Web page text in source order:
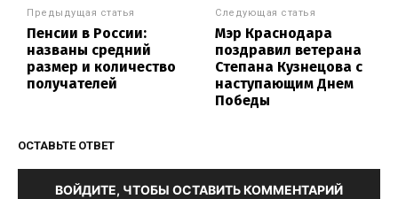
Предыдущая статья
Пенсии в России:
названы средний
размер и количество
получателей
Следующая статья
Мэр Краснодара
поздравил ветерана
Степана Кузнецова с
наступающим Днем
Победы
ОСТАВЬТЕ ОТВЕТ
ВОЙДИТЕ, ЧТОБЫ ОСТАВИТЬ КОММЕНТАРИЙ